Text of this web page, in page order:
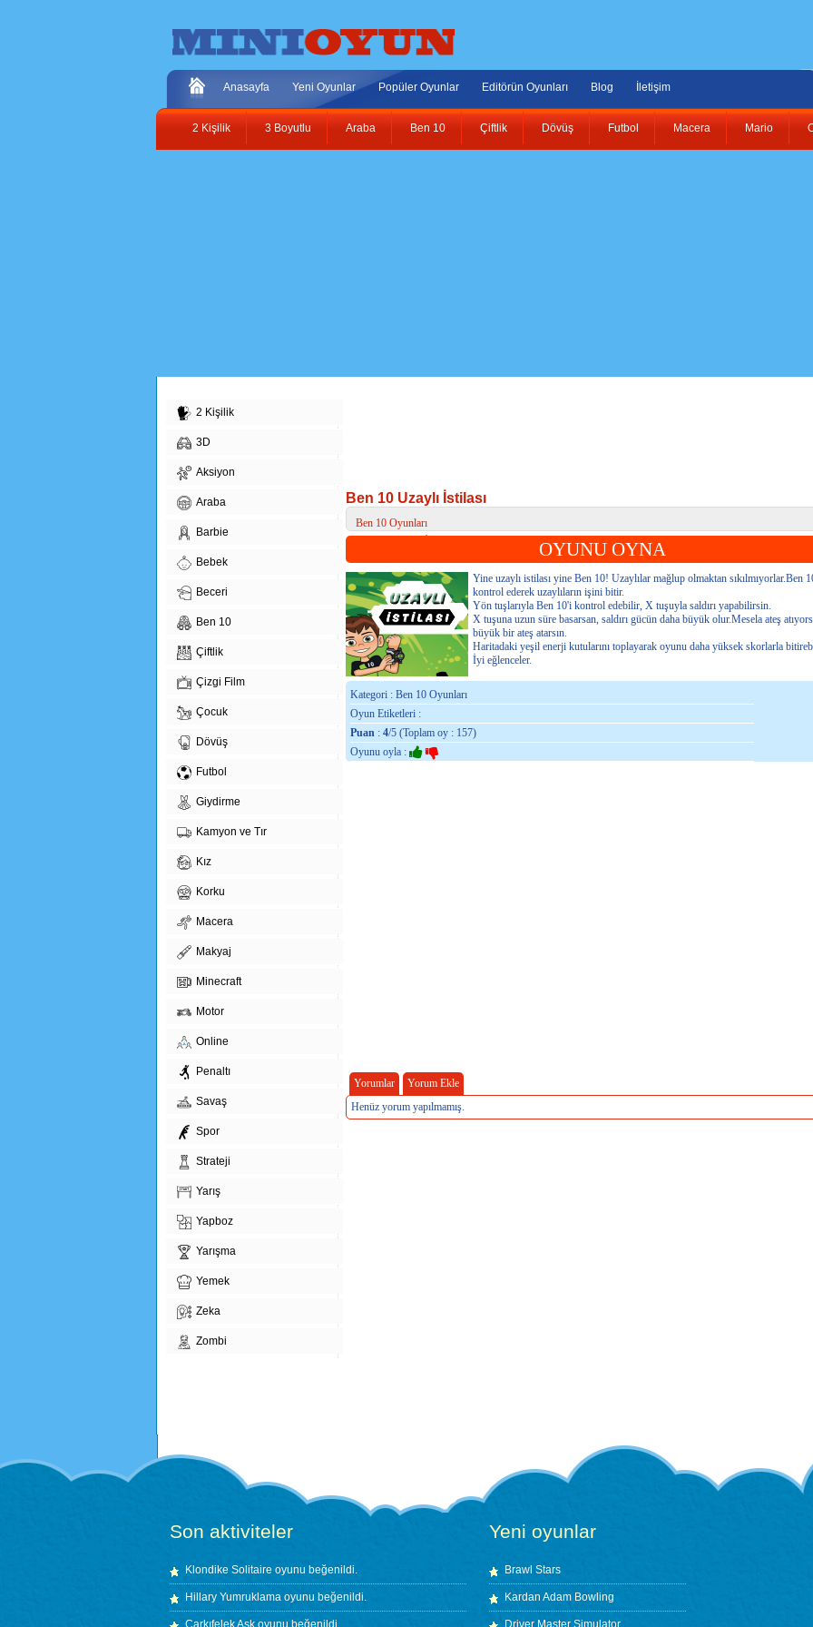
Anasayfa Yeni Oyunlar Popüler Oyunlar Editörün Oyunları Blog İletişim
2 Kişilik 3 Boyutlu Araba Ben 10 Çiftlik Dövüş Futbol Macera Mario
2 Kişilik
3D
Aksiyon
Araba
Barbie
Bebek
Beceri
Ben 10
Çiftlik
Çizgi Film
Çocuk
Dövüş
Futbol
Giydirme
Kamyon ve Tır
Kız
Korku
Macera
Makyaj
Minecraft
Motor
Online
Penaltı
Savaş
Spor
Strateji
Yarış
Yapboz
Yarışma
Yemek
Zeka
Zombi
Ben 10 Uzaylı İstilası
Ben 10 Oyunları
OYUNU OYNA
Yine uzaylı istilası yine Ben 10! Uzaylılar mağlup olmaktan sıkılmıyorlar.Ben
kontrol ederek uzaylıların işini bitir.
Yön tuşlarıyla Ben 10'i kontrol edebilir, X tuşuyla saldırı yapabilirsin.
X tuşuna uzun süre basarsan, saldırı gücün daha büyük olur.Mesela ateş
büyük bir ateş atarsın.
Haritadaki yeşil enerji kutularını toplayarak oyunu daha yüksek skorlarla
İyi eğlenceler.
Kategori : Ben 10 Oyunları
Oyun Etiketleri :
Puan : 4/5 (Toplam oy : 157)
Oyunu oyla :
Yorumlar
Yorum Ekle
Henüz yorum yapılmamış.
Son aktiviteler
Klondike Solitaire oyunu beğenildi.
Hillary Yumruklama oyunu beğenildi.
Çarkıfelek Aşk oyunu beğenildi.
Yeni oyunlar
Brawl Stars
Kardan Adam Bowling
Driver Master Simulator